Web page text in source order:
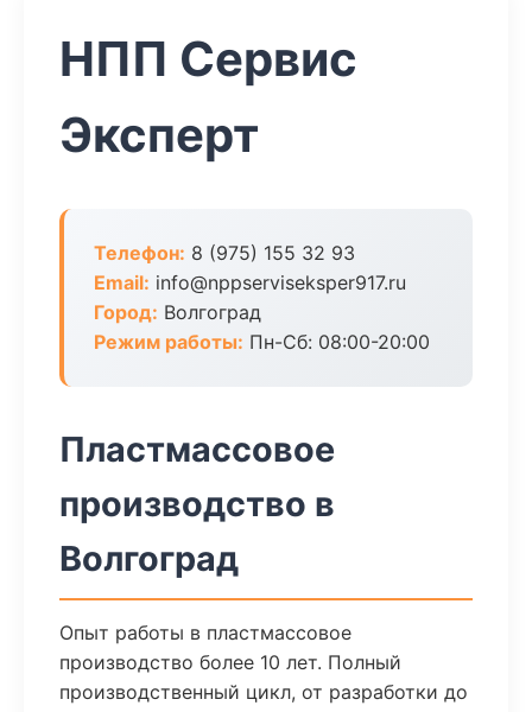
НПП Сервис
Эксперт
Телефон: 8 (975) 155 32 93
Email: info@nppserviseksper917.ru
Город: Волгоград
Режим работы: Пн-Сб: 08:00-20:00
Пластмассовое
производство в
Волгоград
Опыт работы в пластмассовое
производство более 10 лет. Полный
производственный цикл, от разработки до